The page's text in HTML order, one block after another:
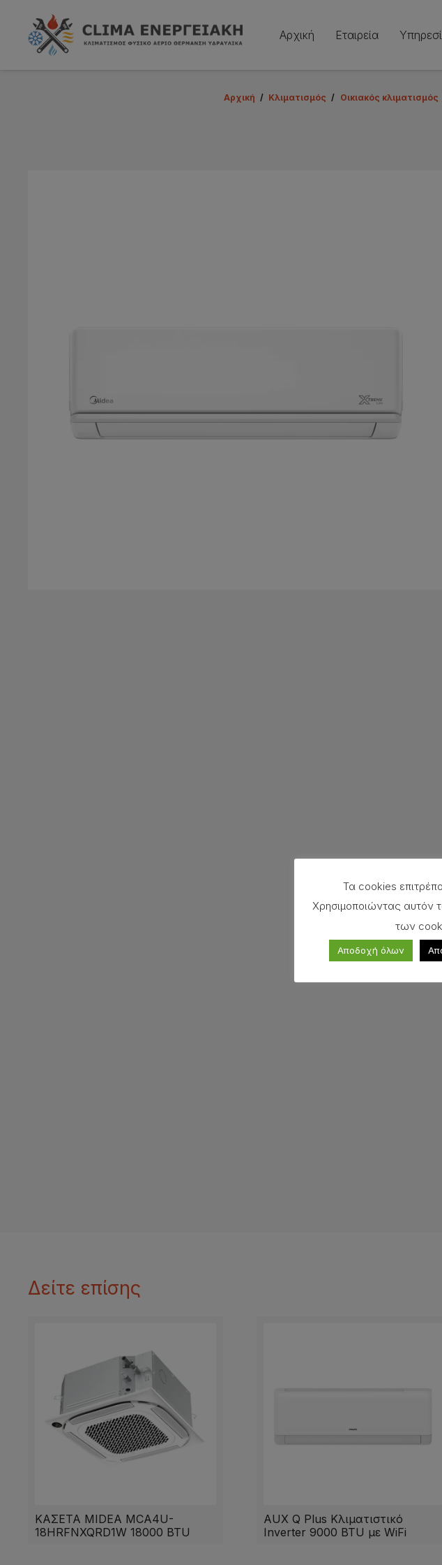
Αρχική Εταιρεία
Αρχική / Κλιματισμός / Οικιακός κλιματισμός
Δείτε επίσης
ΚΑΣΕΤΑ MIDEA MCA4U-
18HRFNXQRD1W 18000 BTU
AUX Q Plus Κλιματιστικό
Inverter 9000 BTU με WiFi
Τα cookies
Χρησιμοποιώντας αυτόν
των
Αποδοχή όλων